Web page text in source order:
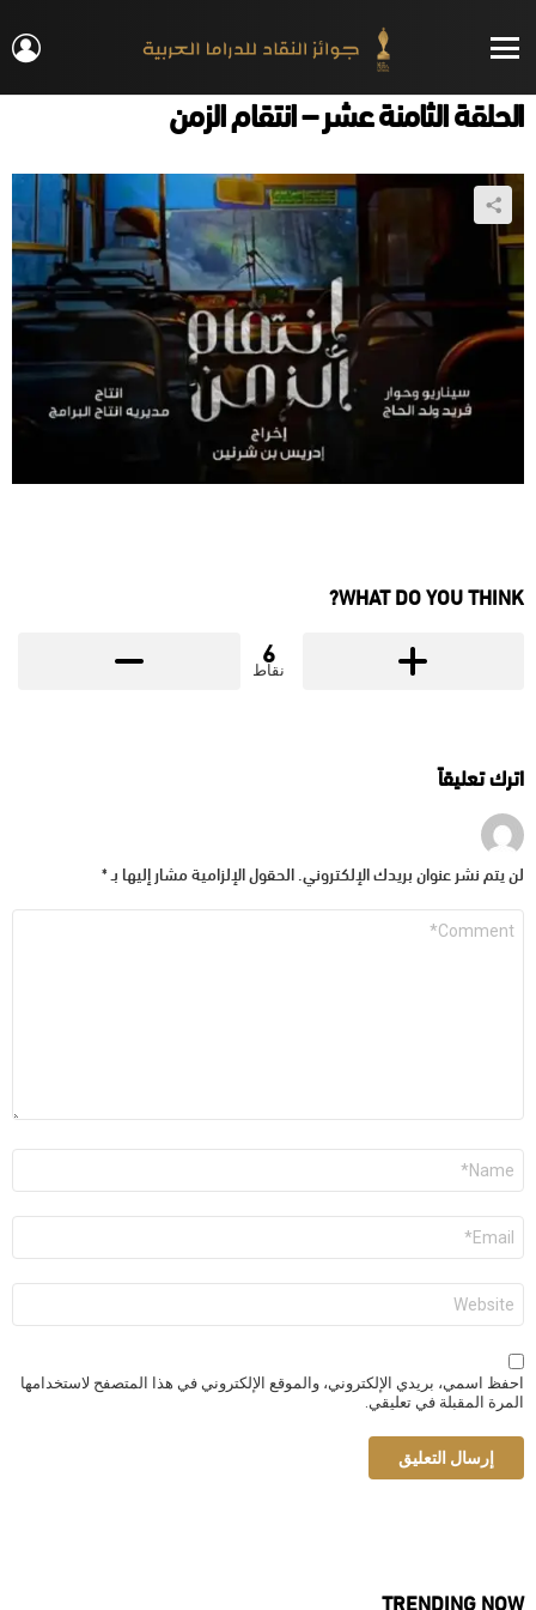
الحلقة الثامنة عشر – انتقام الزمن
WHAT DO YOU THINK?
6
نقاط
اترك تعليقاً
لن يتم نشر عنوان بريدك الإلكتروني. الحقول الإلزامية مشار إليها بـ *
التعليق
الاسم
البريد
الإلكتروني
*
الموقع
الإلكتروني
احفظ اسمي، بريدي الإلكتروني، والموقع الإلكتروني في هذا المتصفح لاستخدامها
المرة المقبلة في تعليقي.
TRENDING NOW